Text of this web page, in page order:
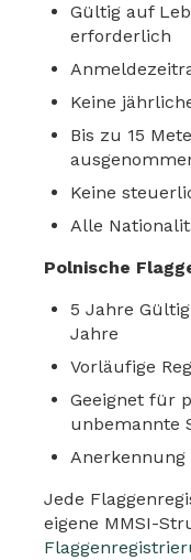
Gültig auf
erforderlich
Keine
Bis zu 15
Keine
Alle
Polnische
5 Jahre
Jahre
Vorläufige
Geeignet für
unbemannte
Anerkennung
Jede
eigene MMSI-